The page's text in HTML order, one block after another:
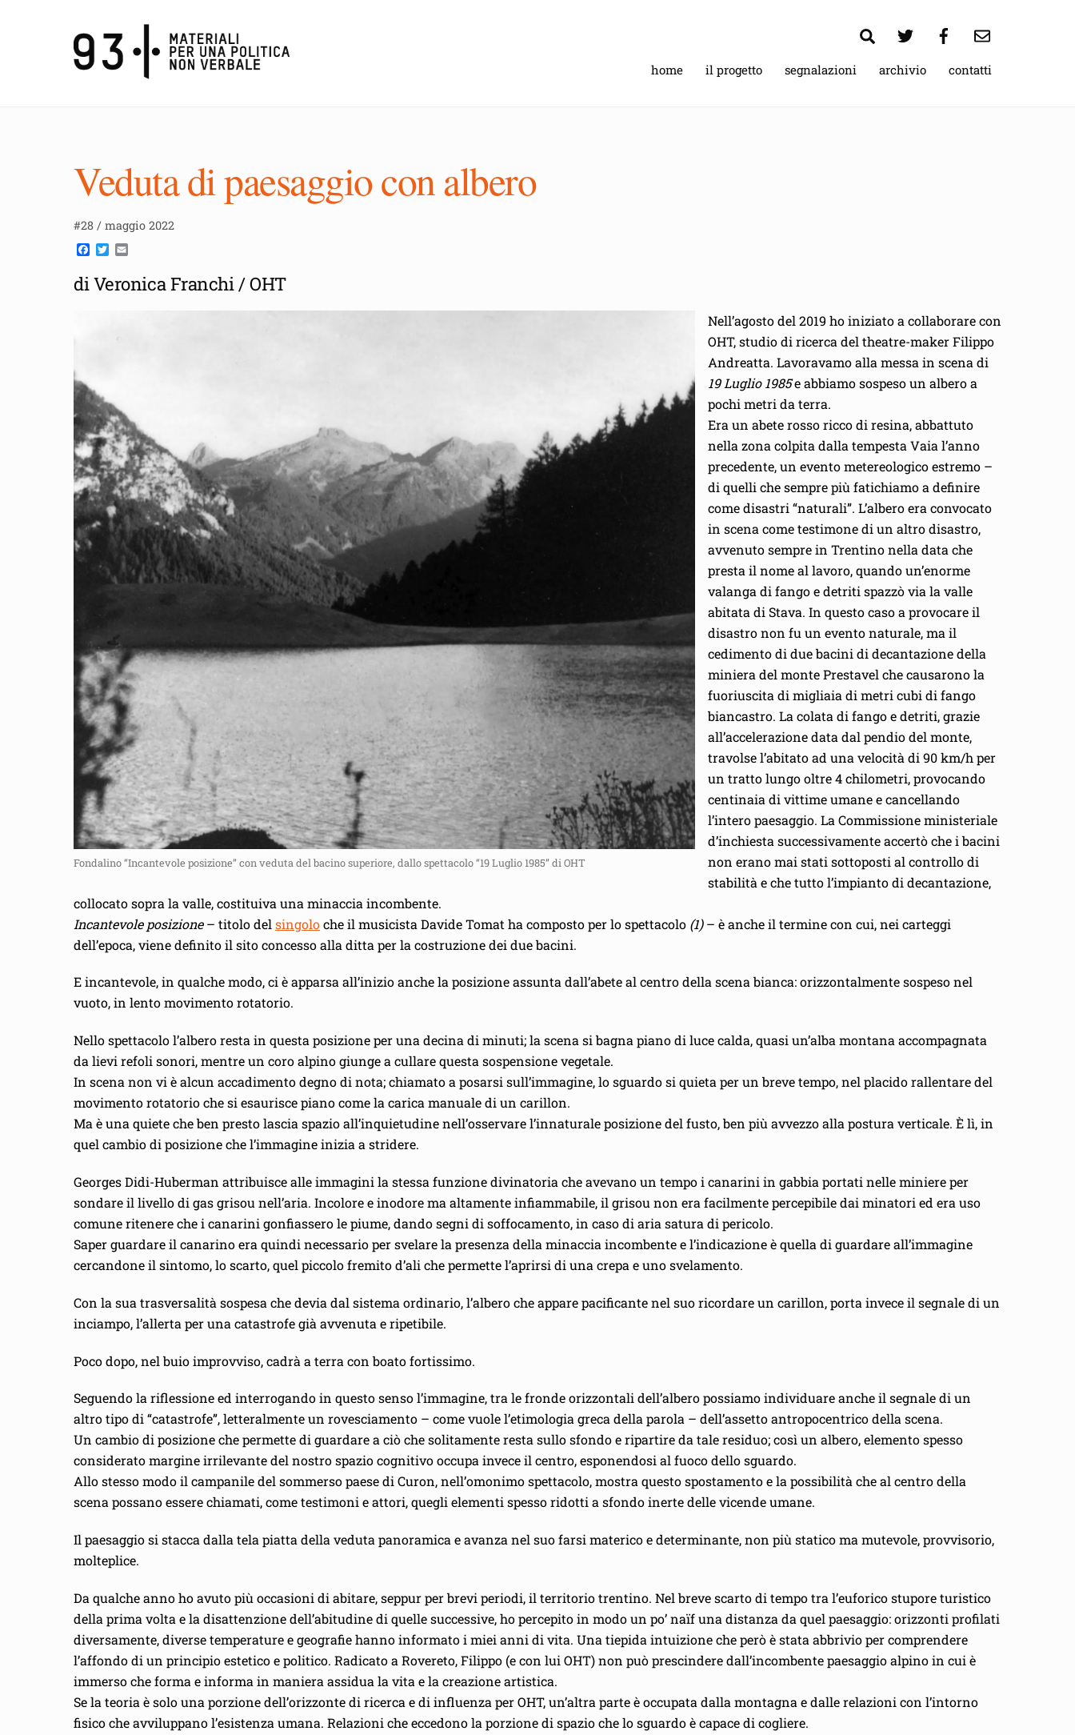
Search
home il progetto segnalazioni archivio contatti
Veduta di paesaggio con albero
#28 / maggio 2022
F
c
T
t i
di Veronica Franchi / OHT
Fondalino “Incantevole posizione” con veduta del bacino superiore, dallo spettacolo “19 Luglio 1985” di OHT
Nell’agosto del 2019 ho iniziato a collaborare con
OHT, studio di ricerca del theatre-maker Filippo
Andreatta. Lavoravamo alla messa in scena di
19 Luglio 1985e abbiamo sospeso un albero a
pochi metri da terra.
Era un abete rosso ricco di resina, abbattuto
nella zona colpita dalla tempesta Vaia l’anno
precedente, un evento metereologico estremo –
di quelli che sempre più fatichiamo a definire
come disastri “naturali”. L’albero era convocato
in scena come testimone di un altro disastro,
avvenuto sempre in Trentino nella data che
presta il nome al lavoro, quando un’enorme
valanga di fango e detriti spazzò via la valle
abitata di Stava. In questo caso a provocare il
disastro non fu un evento naturale, ma il
cedimento di due bacini di decantazione della
miniera del monte Prestavel che causarono la
fuoriuscita di migliaia di metri cubi di fango
biancastro. La colata di fango e detriti, grazie
all’accelerazione data dal pendio del monte,
travolse l’abitato ad una velocità di 90 km/h per
un tratto lungo oltre 4 chilometri, provocando
centinaia di vittime umane e cancellando
l’intero paesaggio. La Commissione ministeriale
d’inchiesta successivamente accertò che i bacini
non erano mai stati sottoposti al controllo di
stabilità e che tutto l’impianto di decantazione,
collocato sopra la valle, costituiva una minaccia incombente.
Incantevole posizione– titolo del singoloche il musicista Davide Tomat ha composto per lo spettacolo (1)– è anche il termine con cui, nei carteggi
dell’epoca, viene definito il sito concesso alla ditta per la costruzione dei due bacini.
E incantevole, in qualche modo, ci è apparsa all’inizio anche la posizione assunta dall’abete al centro della scena bianca: orizzontalmente sospeso nel
vuoto, in lento movimento rotatorio.
Nello spettacolo l’albero resta in questa posizione per una decina di minuti; la scena si bagna piano di luce calda, quasi un’alba montana accompagnata
da lievi refoli sonori, mentre un coro alpino giunge a cullare questa sospensione vegetale.
In scena non vi è alcun accadimento degno di nota; chiamato a posarsi sull’immagine, lo sguardo si quieta per un breve tempo, nel placido rallentare del
movimento rotatorio che si esaurisce piano come la carica manuale di un carillon.
Ma è una quiete che ben presto lascia spazio all’inquietudine nell’osservare l’innaturale posizione del fusto, ben più avvezzo alla postura verticale. È lì, in
quel cambio di posizione che l’immagine inizia a stridere.
Georges Didi-Huberman attribuisce alle immagini la stessa funzione divinatoria che avevano un tempo i canarini in gabbia portati nelle miniere per
sondare il livello di gas grisou nell’aria. Incolore e inodore ma altamente infiammabile, il grisou non era facilmente percepibile dai minatori ed era uso
comune ritenere che i canarini gonfiassero le piume, dando segni di soffocamento, in caso di aria satura di pericolo.
Saper guardare il canarino era quindi necessario per svelare la presenza della minaccia incombente e l’indicazione è quella di guardare all’immagine
cercandone il sintomo, lo scarto, quel piccolo fremito d’ali che permette l’aprirsi di una crepa e uno svelamento.
Con la sua trasversalità sospesa che devia dal sistema ordinario, l’albero che appare pacificante nel suo ricordare un carillon, porta invece il segnale di un
inciampo, l’allerta per una catastrofe già avvenuta e ripetibile.
Poco dopo, nel buio improvviso, cadrà a terra con boato fortissimo.
Seguendo la riflessione ed interrogando in questo senso l’immagine, tra le fronde orizzontali dell’albero possiamo individuare anche il segnale di un
altro tipo di “catastrofe”, letteralmente un rovesciamento – come vuole l’etimologia greca della parola – dell’assetto antropocentrico della scena.
Un cambio di posizione che permette di guardare a ciò che solitamente resta sullo sfondo e ripartire da tale residuo; così un albero, elemento spesso
considerato margine irrilevante del nostro spazio cognitivo occupa invece il centro, esponendosi al fuoco dello sguardo.
Allo stesso modo il campanile del sommerso paese di Curon, nell’omonimo spettacolo, mostra questo spostamento e la possibilità che al centro della
scena possano essere chiamati, come testimoni e attori, quegli elementi spesso ridotti a sfondo inerte delle vicende umane.
Il paesaggio si stacca dalla tela piatta della veduta panoramica e avanza nel suo farsi materico e determinante, non più statico ma mutevole, provvisorio,
molteplice.
Da qualche anno ho avuto più occasioni di abitare, seppur per brevi periodi, il territorio trentino. Nel breve scarto di tempo tra l’euforico stupore turistico
della prima volta e la disattenzione dell’abitudine di quelle successive, ho percepito in modo un po’ naïf una distanza da quel paesaggio: orizzonti profilati
diversamente, diverse temperature e geografie hanno informato i miei anni di vita. Una tiepida intuizione che però è stata abbrivio per comprendere
l’affondo di un principio estetico e politico. Radicato a Rovereto, Filippo (e con lui OHT) non può prescindere dall’incombente paesaggio alpino in cui è
immerso che forma e informa in maniera assidua la vita e la creazione artistica.
Se la teoria è solo una porzione dell’orizzonte di ricerca e di influenza per OHT, un’altra parte è occupata dalla montagna e dalle relazioni con l’intorno
fisico che avviluppano l’esistenza umana. Relazioni che eccedono la porzione di spazio che lo sguardo è capace di cogliere.